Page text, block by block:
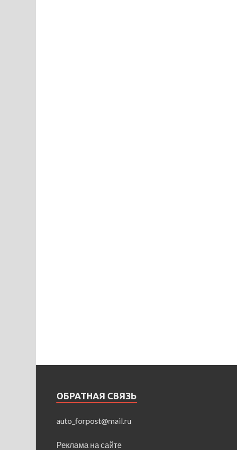
ОБРАТНАЯ СВЯЗЬ
auto_forpost@mail.ru
Реклама на сайте